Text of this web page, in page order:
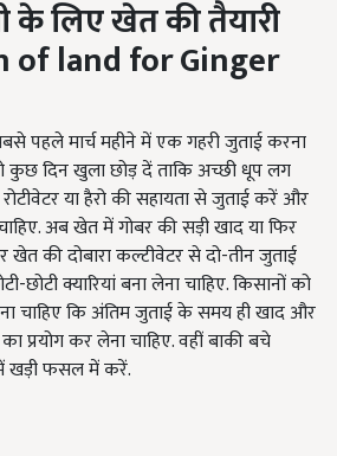
केलिएखेतकीतैयारी
of land for Ginger
पहले मार्च महीने में एक गहरी जुताई करना
कुछ दिन खुला छोड़ दें ताकि अच्छी धूप लग
या हैरो की सहायता से जुताई करें और
अब खेत में गोबर की सड़ी खाद या फिर
की दोबारा कल्टीवेटर से दो-तीन जुताई
क्यारियां बना लेना चाहिए. किसानों को
चाहिए कि अंतिम जुताई के समय ही खाद और
प्रयोग कर लेना चाहिए. वहीं बाकी बचे
में खड़ी फसल में करें.